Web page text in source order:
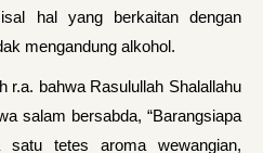
hal yang berkaitan dengan
mengandung alkohol.
r.a. bahwa Rasulullah Shalallahu
salam bersabda, “Barangsiapa
satu tetes aroma wewangian,